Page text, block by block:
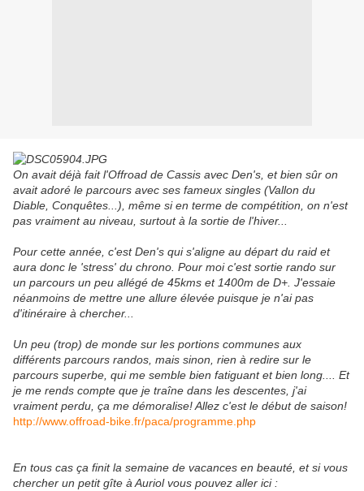
On avait déjà fait l'Offroad de Cassis avec Den's, et bien sûr on
avait adoré le parcours avec ses fameux singles (Vallon du
Diable, Conquêtes...), même si en terme de compétition, on n'est
pas vraiment au niveau, surtout à la sortie de l'hiver...
Pour cette année, c'est Den's qui s'aligne au départ du raid et
aura donc le 'stress' du chrono. Pour moi c'est sortie rando sur
un parcours un peu allégé de 45kms et 1400m de D+. J'essaie
néanmoins de mettre une allure élevée puisque je n'ai pas
d'itinéraire à chercher...
Un peu (trop) de monde sur les portions communes aux
différents parcours randos, mais sinon, rien à redire sur le
parcours superbe, qui me semble bien fatiguant et bien long.... Et
je me rends compte que je traîne dans les descentes, j'ai
vraiment perdu, ça me démoralise! Allez c'est le début de saison!
http://www.offroad-bike.fr/paca/programme.php
En tous cas ça finit la semaine de vacances en beauté, et si vous
chercher un petit gîte à Auriol vous pouvez aller ici :